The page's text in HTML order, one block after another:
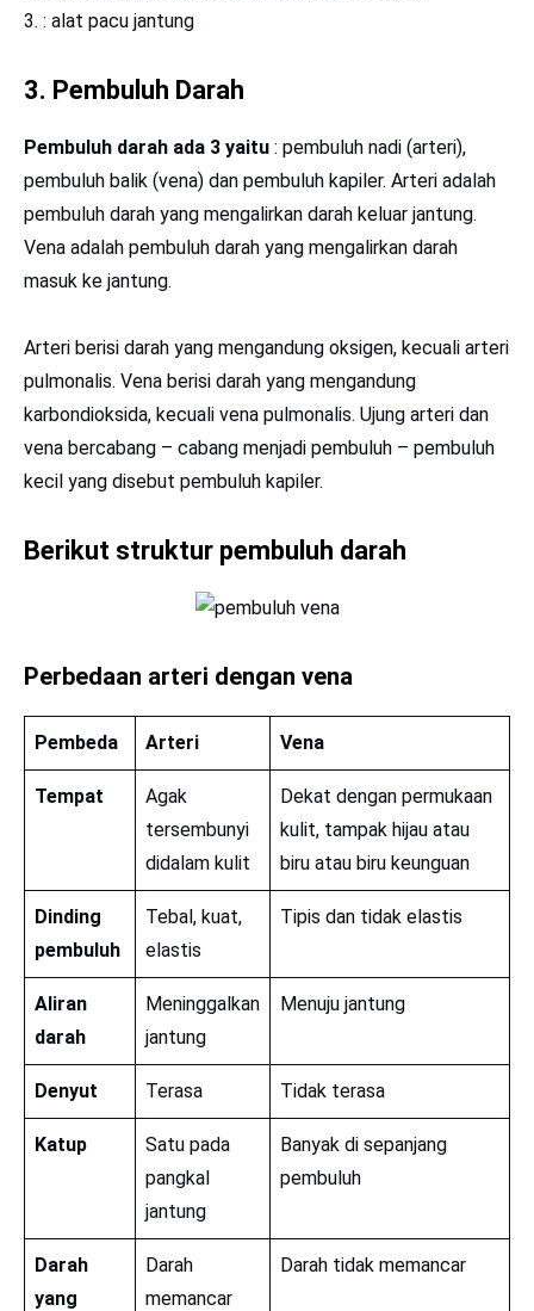
: alat pacu jantung
3. Pembuluh Darah
Pembuluh darah ada 3 yaitu : pembuluh nadi (arteri),
pembuluh balik (vena) dan pembuluh kapiler. Arteri adalah
pembuluh darah yang mengalirkan darah keluar jantung.
Vena adalah pembuluh darah yang mengalirkan darah
masuk ke jantung.
Arteri berisi darah yang mengandung oksigen, kecuali arteri
pulmonalis. Vena berisi darah yang mengandung
karbondioksida, kecuali vena pulmonalis. Ujung arteri dan
vena bercabang – cabang menjadi pembuluh – pembuluh
kecil yang disebut pembuluh kapiler.
Berikut struktur pembuluh darah
Perbedaan arteri dengan vena
Pembeda Arteri Vena
Tempat
Agak
tersembunyi
didalam kulit
Dekat dengan permukaan
kulit, tampak hijau atau
biru atau biru keunguan
Dinding
pembuluh
Tebal, kuat,
elastis
Tipis dan tidak elastis
Aliran
darah
Meninggalkan
jantung
Menuju jantung
Denyut Terasa Tidak terasa
Katup
Satu pada
pangkal
jantung
Banyak di sepanjang
pembuluh
Darah
yang
Darah
memancar
Darah tidak memancar